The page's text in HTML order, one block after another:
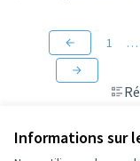
Informations sur
1 …